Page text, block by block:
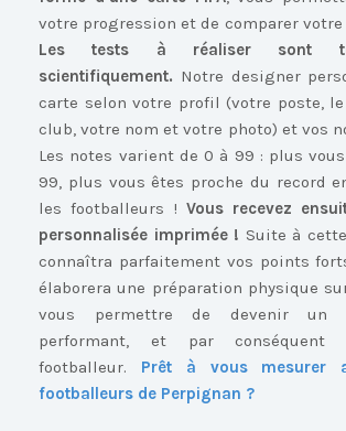
votre progression et de comparer
Les tests à réaliser sont
scientifiquement. Notre designer
carte selon votre profil (votre poste,
club, votre nom et votre photo) et vos
Les notes varient de 0 à 99 : plus
99, plus vous êtes proche du record
les footballeurs ! Vous recevez
personnalisée imprimée ! Suite à
connaîtra parfaitement vos points
élaborera une préparation physique
vous permettre de devenir un
performant, et par conséquent
footballeur. Prêt à vous mesurer
footballeurs de Perpignan ?